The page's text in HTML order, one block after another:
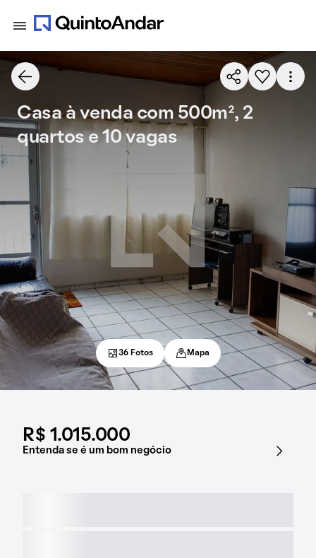
R$ 1.015.000
Entenda se é um bom negócio
Casa à venda com 500m², 2
quartos e 10 vagas
36 Fotos Mapa